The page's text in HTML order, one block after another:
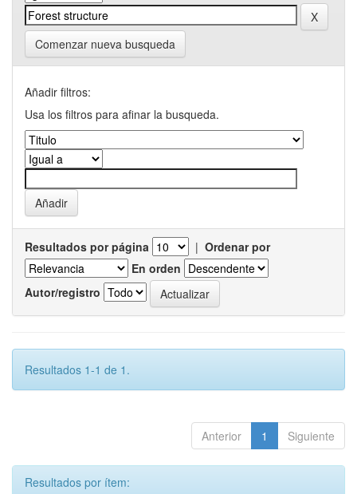
Comenzar nueva busqueda
Añadir filtros:
Usa los filtros para afinar la busqueda.
Resultados por página | Ordenar por
En orden
Autor/registro
Resultados 1-1 de 1.
Anterior 1 Siguiente
Resultados por ítem: